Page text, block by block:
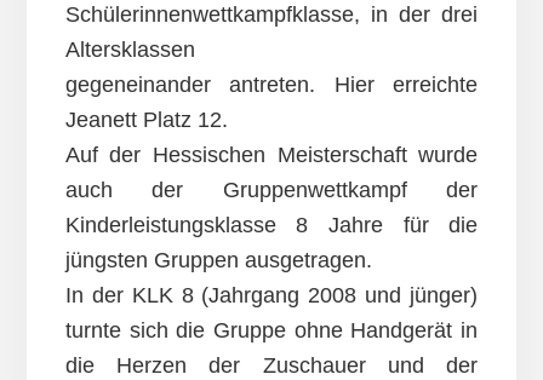
Schülerinnenwettkampfklasse, in der drei
Altersklassen
gegeneinander antreten. Hier erreichte
Jeanett Platz 12.
Auf der Hessischen Meisterschaft wurde
auch der Gruppenwettkampf der
Kinderleistungsklasse 8 Jahre für die
jüngsten Gruppen ausgetragen.
In der KLK 8 (Jahrgang 2008 und jünger)
turnte sich die Gruppe ohne Handgerät in
die Herzen der Zuschauer und der